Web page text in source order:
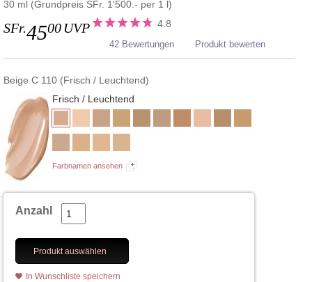
30 ml (Grundpreis SFr. 1'500.- per 1 l)
SFr.4500 UVP 4.8
42 Bewertungen Produkt bewerten
Beige C 110 (Frisch / Leuchtend)
Frisch / Leuchtend
Farbnamen ansehen
Anzahl
Produkt auswählen
In Wunschliste speichern